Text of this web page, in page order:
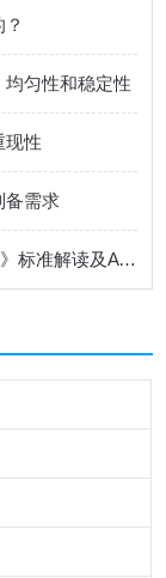
匀性和稳定性
现性
备需求
GB/T 458-2008《纸和纸板透气度的测定》标准解读及AT-TQ-11测试仪应用